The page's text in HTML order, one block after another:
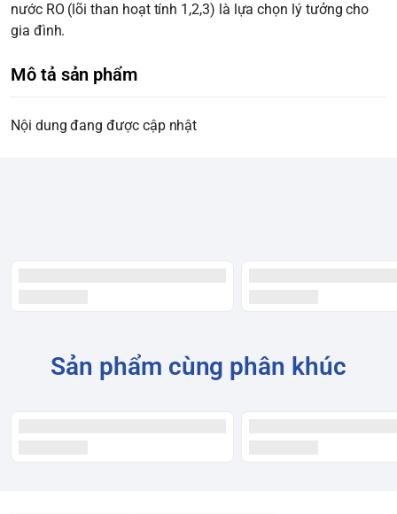
nước RO (lõi than hoạt tính 1,2,3) là lựa chọn lý tưởng cho
gia đình.
Mô tả sản phẩm
Nội dung đang được cập nhật
Sản phẩm cùng phân khúc